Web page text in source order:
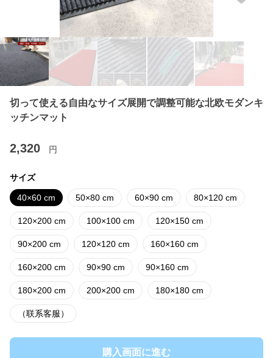
切って使える自由なサイズ展開で調整可能な北欧モダンキ
ッチンマット
2,320 円
サイズ
40×60 cm 50×80 cm 60×90 cm 80×120 cm
120×200 cm 100×100 cm 120×150 cm
90×200 cm 120×120 cm 160×160 cm
160×200 cm 90×90 cm 90×160 cm
180×200 cm 200×200 cm 180×180 cm
（联系客服）
購入画面に進む